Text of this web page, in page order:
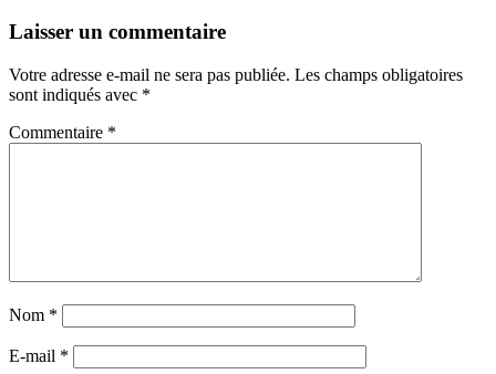
Laisser un commentaire
Votre adresse e-mail ne sera pas publiée. Les champs obligatoires
sont indiqués avec *
Commentaire *
Nom *
E-mail *